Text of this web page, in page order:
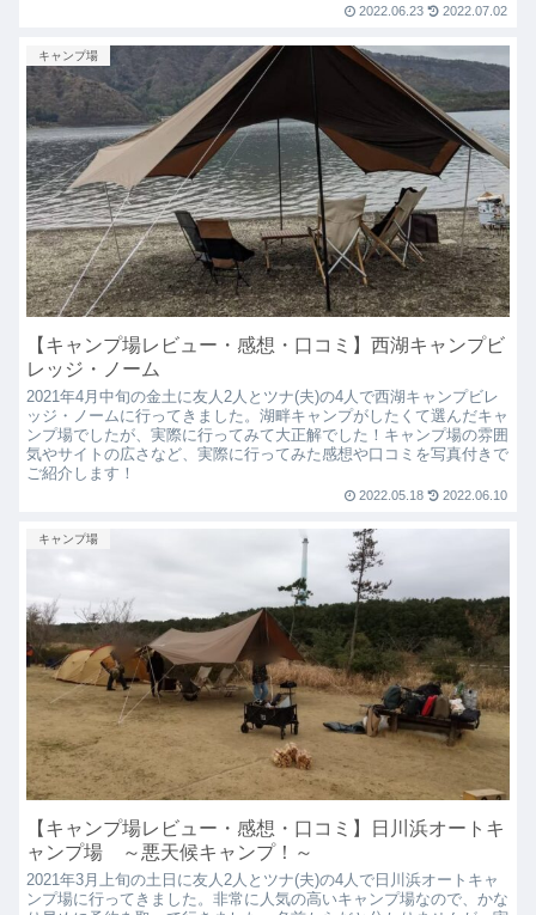
2022.06.23 2022.07.02
キャンプ場
【キャンプ場レビュー・感想・口コミ】西湖キャンプビ
レッジ・ノーム
2021年4月中旬の金土に友人2人とツナ(夫)の4人で西湖キャンプビレ
ッジ・ノームに行ってきました。湖畔キャンプがしたくて選んだキャ
ンプ場でしたが、実際に行ってみて大正解でした！キャンプ場の雰囲
気やサイトの広さなど、実際に行ってみた感想や口コミを写真付きで
ご紹介します！
2022.05.18 2022.06.10
キャンプ場
【キャンプ場レビュー・感想・口コミ】日川浜オートキ
ャンプ場 ～悪天候キャンプ！～
2021年3月上旬の土日に友人2人とツナ(夫)の4人で日川浜オートキャ
ンプ場に行ってきました。非常に人気の高いキャンプ場なので、かな